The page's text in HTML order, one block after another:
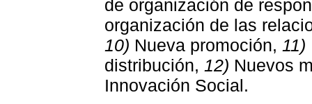
de organización de
organización de las
10) Nueva promoción, 11)
distribución, 12) Nuevos
Innovación Social.